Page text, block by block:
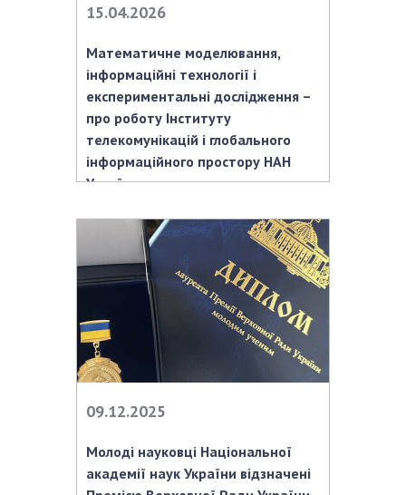
15.04.2026
Математичне моделювання,
інформаційні технології і
експериментальні дослідження –
про роботу Інституту
телекомунікацій і глобального
інформаційного простору НАН
України
09.12.2025
Молоді науковці Національної
академії наук України відзначені